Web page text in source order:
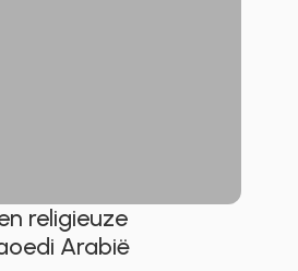
religieuze
Arabië